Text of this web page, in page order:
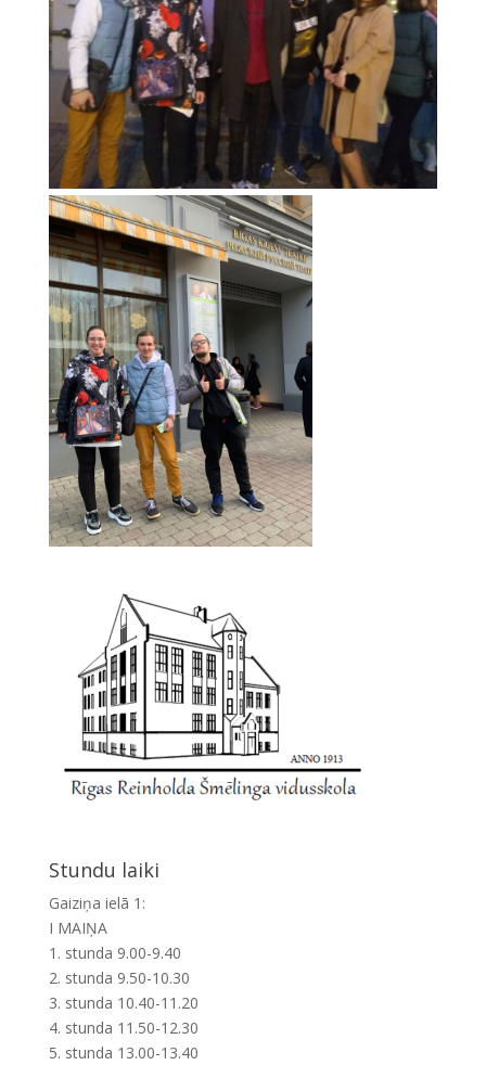
Stundu laiki
Gaiziņa ielā 1:
I MAIŅA
1. stunda 9.00-9.40
2. stunda 9.50-10.30
3. stunda 10.40-11.20
4. stunda 11.50-12.30
5. stunda 13.00-13.40